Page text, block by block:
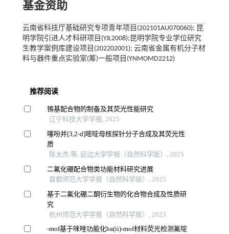
基金资助
云南省科技厅基础研究专项青年项目(202101AU070060); 昆
明学院引进人才科研项目(YJL2008);昆明学院专业学位研究
生教学案例库建设项目(202202001); 云南省金属有机分子材
料与器件重点实验室(筹)一般项目(YNMOMD2212)